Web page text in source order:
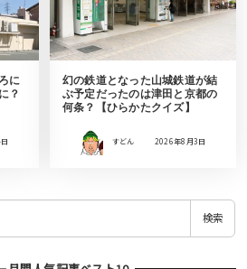
に
？
幻の鉄道となった山城鉄道が結
ぶ予定だったのは津田と京都の
何条？【ひらかたクイズ】
すどん 2026年8月3日
検索